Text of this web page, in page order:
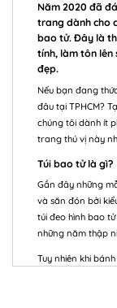
Năm 2020 đã
trang dành cho
bao tử. Đây là
tính, làm tôn lên
đẹp.
Nếu bạn đang
đâu tại TPHCM?
chúng tôi dành ít
trang thú vị này
Túi bao tử là gì?
Gần đây những
và săn đón bởi
túi đeo hình bao
những năm thập
Tuy nhiên khi